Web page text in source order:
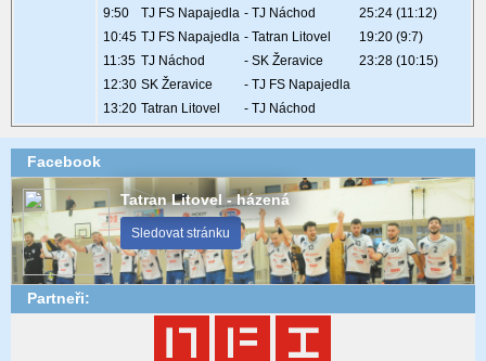
9:50
TJ FS Napajedla - TJ Náchod
25:24 (11:12)
10:45 TJ FS Napajedla - Tatran Litovel
19:20 (9:7)
11:35 TJ Náchod - SK Žeravice
23:28 (10:15)
12:30 SK Žeravice
- TJ FS Napajedla
13:20 Tatran Litovel - TJ Náchod
Facebook
Tatran Litovel - házená
Sledovat stránku
Partneři: